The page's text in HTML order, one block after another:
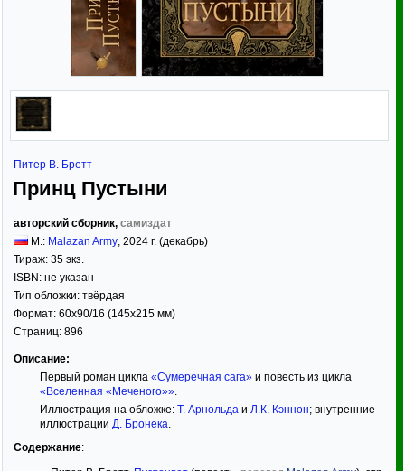
Питер В. Бретт
Принц Пустыни
авторский сборник, самиздат
М.: Malazan Army, 2024 г. (декабрь)
Тираж: 35 экз.
ISBN: не указан
Тип обложки: твёрдая
Формат: 60x90/16 (145x215 мм)
Страниц: 896
Описание:
Первый роман цикла «Сумеречная сага»и повесть из цикла
«Вселенная «Меченого»».
Иллюстрация на обложке: T. Арнольдаи Л.К. Кэннон; внутренние
иллюстрации Д. Бронека.
Содержание: